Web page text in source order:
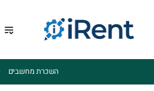
השכרת מחשבים